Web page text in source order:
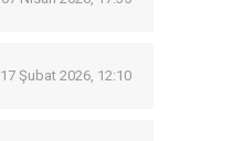
17 Şubat 2026, 12:10